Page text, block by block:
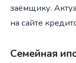
заёмщику.
на сайте
Семейная